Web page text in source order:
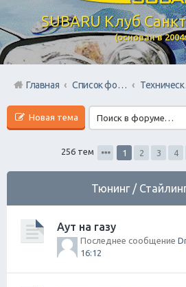
SUBARU Клуб
(основан в
Главная Список форумов
Новая тема
256 тем 1 2 3 4
Тюнинг /
Аут на газу
Последнее сообщение
16:12